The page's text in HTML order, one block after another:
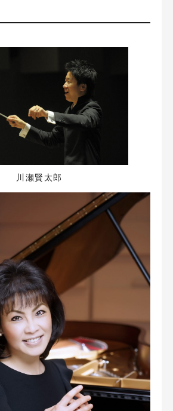
川瀬賢太郎